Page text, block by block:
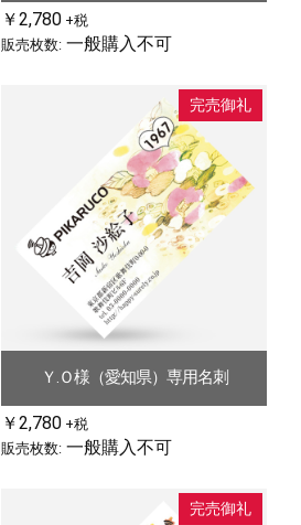
￥2,780 +税
販売枚数: 一般購入不可
完売御礼
Ｙ.Ｏ様（愛知県）専用名刺
￥2,780 +税
販売枚数: 一般購入不可
完売御礼